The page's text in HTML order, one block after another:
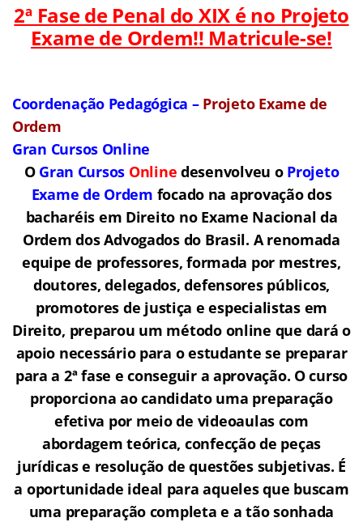
2ª Fase de Penal do XIX é no Projeto
Exame de Ordem!! Matricule-se!
Coordenação Pedagógica – Projeto Exame de
Ordem
Gran Cursos Online
O Gran Cursos Online desenvolveu o Projeto
Exame de Ordem focado na aprovação dos
bacharéis em Direito no Exame Nacional da
Ordem dos Advogados do Brasil. A renomada
equipe de professores, formada por mestres,
doutores, delegados, defensores públicos,
promotores de justiça e especialistas em
Direito, preparou um método online que dará o
apoio necessário para o estudante se preparar
para a 2ª fase e conseguir a aprovação. O curso
proporciona ao candidato uma preparação
efetiva por meio de videoaulas com
abordagem teórica, confecção de peças
jurídicas e resolução de questões subjetivas. É
a oportunidade ideal para aqueles que buscam
uma preparação completa e a tão sonhada